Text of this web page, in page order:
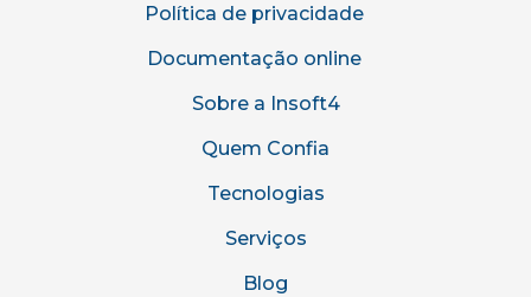
Política de privacidade
Documentação online
Sobre a Insoft4
Quem Confia
Tecnologias
Serviços
Blog